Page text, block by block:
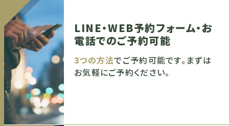
LINE・WEB予約フォーム・お
電話でのご予約可能
3つの方法でご予約可能です。まずは
お気軽にご予約ください。